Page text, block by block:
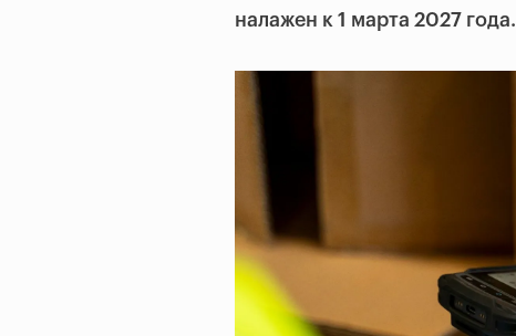
налажен к 1 марта 2027 года.